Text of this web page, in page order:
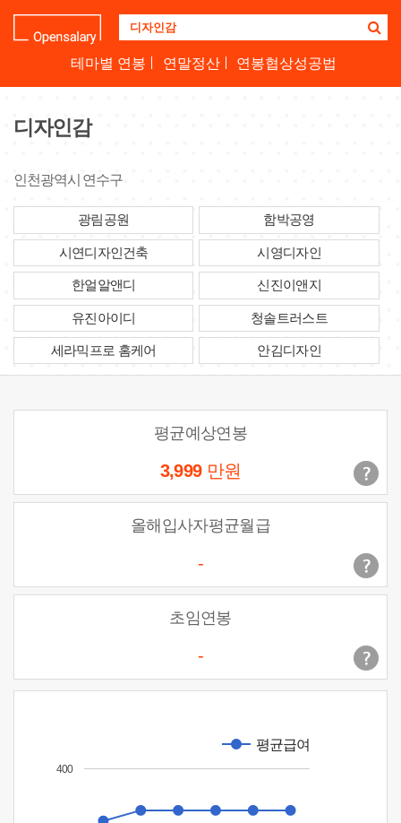
업
명
테마별 연봉 연말정산 연봉협상성공법
디자인감
인천광역시 연수구
광림공원 함박공영
시연디자인건축 시영디자인
한얼알앤디 신진이앤지
유진아이디 청솔트러스트
세라믹프로 홈케어 안김디자인
평균예상연봉
3,999 만원
올해입사자평균월급
-
초임연봉
-
평균급여
400